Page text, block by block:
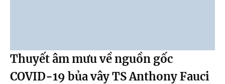
Thuyết âm mưu về nguồn gốc
COVID-19 bủa vây TS Anthony Fauci